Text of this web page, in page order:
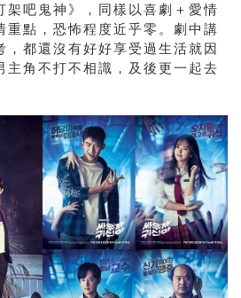
架吧鬼神》，同樣以喜劇＋愛情
重點，恐怖程度近乎零。劇中講
，都還沒有好好享受過生活就因
主角不打不相識，及後更一起去